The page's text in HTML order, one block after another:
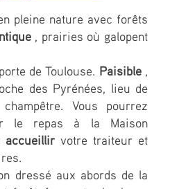
pleine nature avec forêts
, prairies où galopent
de Toulouse. Paisible,
des Pyrénées, lieu de
Vous pourrez
le repas à la Maison
accueillirvotre traiteur et
dressé aux abords de la